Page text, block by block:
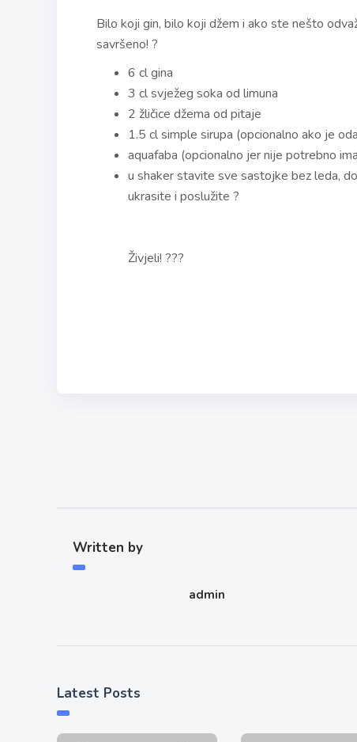
Bilo koji gin, bilo koji džem i ako ste nešto
savršeno! ?
6 cl gina
3 cl svježeg soka od limuna
2 žličice džema od pitaje
1.5 cl simple sirupa (opcionalno ako je
aquafaba (opcionalno jer nije potrebno
u shaker stavite sve sastojke bez leda,
ukrasite i poslužite ?
Živjeli! ???
Written by
admin
Latest Posts